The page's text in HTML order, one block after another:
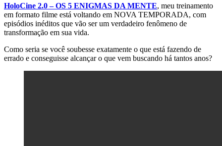
HoloCine 2.0 – OS 5 ENIGMAS DA MENTE, meu treinamento
em formato filme está voltando em NOVA TEMPORADA, com
episódios inéditos que vão ser um verdadeiro fenômeno de
transformação em sua vida.
Como seria se você soubesse exatamente o que está fazendo de
errado e conseguisse alcançar o que vem buscando há tantos anos?